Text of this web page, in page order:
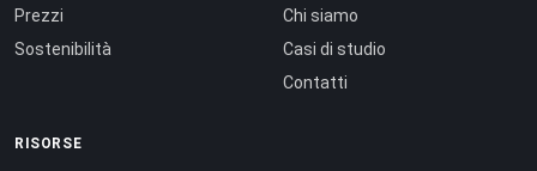
Prezzi
Sostenibilità
Chi siamo
Casi di studio
Contatti
RISORSE